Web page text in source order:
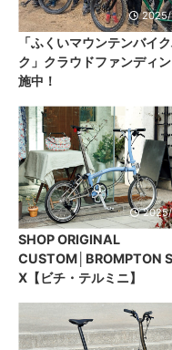
「ふくいマウンテンバイ
ク」クラウドファンディ
施中！
SHOP ORIGINAL
CUSTOM│BROMPTON
X【ビチ・テルミニ】